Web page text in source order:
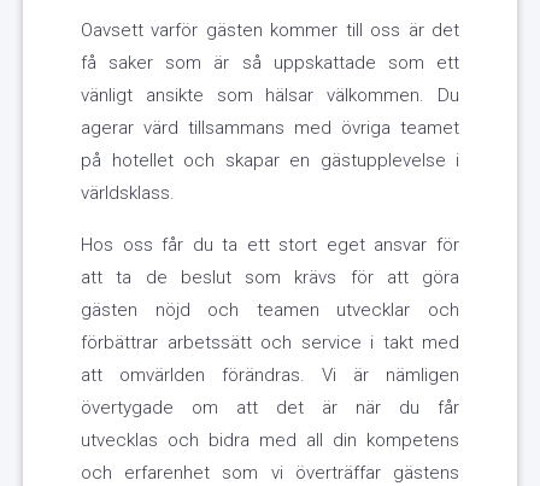
Oavsett varför gästen kommer till oss är det
få saker som är så uppskattade som ett
vänligt ansikte som hälsar välkommen. Du
agerar värd tillsammans med övriga teamet
på hotellet och skapar en gästupplevelse i
världsklass.
Hos oss får du ta ett stort eget ansvar för
att ta de beslut som krävs för att göra
gästen nöjd och teamen utvecklar och
förbättrar arbetssätt och service i takt med
att omvärlden förändras. Vi är nämligen
övertygade om att det är när du får
utvecklas och bidra med all din kompetens
och erfarenhet som vi överträffar gästens